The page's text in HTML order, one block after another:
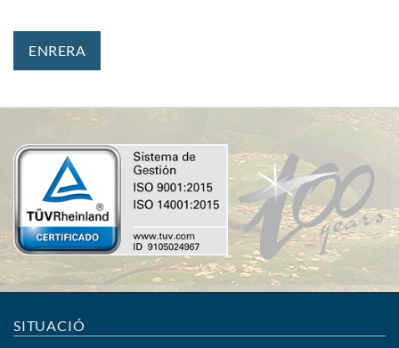
ENRERA
SITUACIÓ